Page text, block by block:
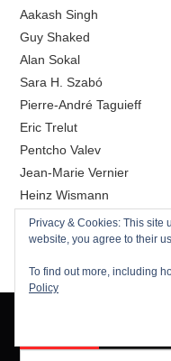
Aakash Singh
Guy Shaked
Alan Sokal
Sara H. Szabó
Pierre-André Taguieff
Eric Trelut
Pentcho Valev
Jean-Marie Vernier
Heinz Wismann
Richard Wolff
Privacy & Cookies: This site
website, you agree to their
To find out more, including
Policy